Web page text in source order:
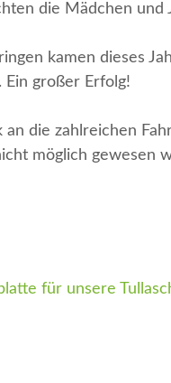
die Mädchen und
kamen dieses
Ein großer Erfolg!
an die zahlreichen
möglich gewesen
für unsere